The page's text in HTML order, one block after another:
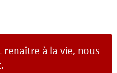
renaître à la vie, nous